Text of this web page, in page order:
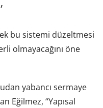
bu sistemi düzeltmesi
olmayacağını öne
yabancı sermaye
Eğilmez, “Yapısal